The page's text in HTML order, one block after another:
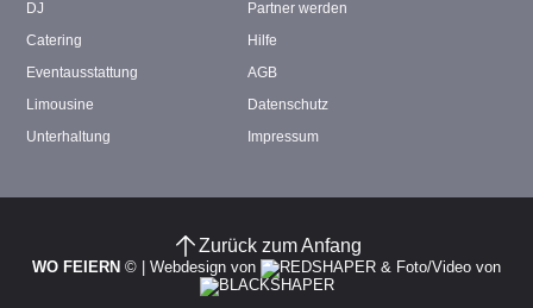
DJ
Catering
Eventausstattung
Limousine
Unterhaltung
Partner werden
Hilfe
AGB
Datenschutz
Impressum
Zurück zum Anfang
WO FEIERN © Webdesign von & Foto/Video von